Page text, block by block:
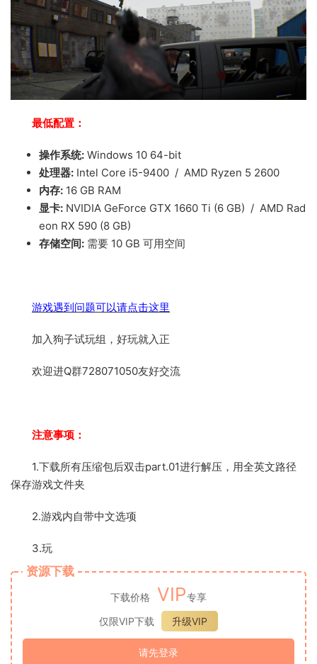
最低配置：
操作系统: Windows 10 64-bit
处理器: Intel Core i5-9400 / AMD Ryzen 5 2600
内存: 16 GB RAM
显卡: NVIDIA GeForce GTX 1660 Ti (6 GB) / AMD Rad
eon RX 590 (8 GB)
存储空间: 需要 10 GB 可用空间
游戏遇到问题可以请点击这里
加入狗子试玩组，好玩就入正
欢迎进Q群728071050友好交流
注意事项：
1.下载所有压缩包后双击part.01进行解压，用全英文路径
保存游戏文件夹
2.游戏内自带中文选项
3.玩
资源下载
下载价格 VIP专享
仅限VIP下载
升级VIP
请先登录